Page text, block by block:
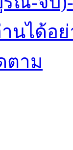
นได้อย่
ตาม